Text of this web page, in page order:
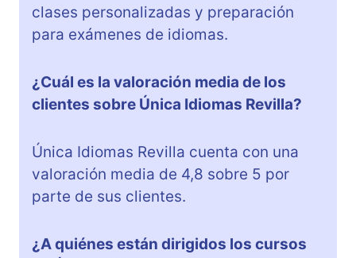
clases personalizadas y preparación
para exámenes de idiomas.
¿Cuál es la valoración media de los
clientes sobre Única Idiomas Revilla?
Única Idiomas Revilla cuenta con una
valoración media de 4,8 sobre 5 por
parte de sus clientes.
¿A quiénes están dirigidos los cursos